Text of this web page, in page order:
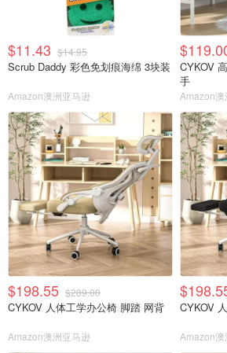
$11.43 $14.95
Scrub Daddy 彩色免划痕海绵 3块装
Amazon澳洲亚马逊
CYKOV
手
Amazon
$198.55 $289.00
CYKOV 人体工学办公椅 脚踏 网背
Amazon澳洲亚马逊
CYKOV
Amazon